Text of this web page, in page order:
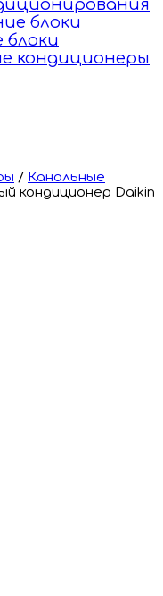
блоки
блоки
кондиционеры
/ Канальные
кондиционер Daikin